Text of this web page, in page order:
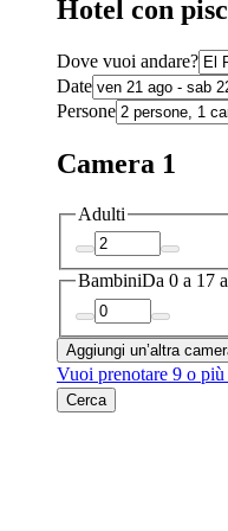
Hotel con
Dove vuoi andare?
Date
Persone
Camera 1
Adulti
BambiniDa 0 a 17
Aggiungi un’altra
Vuoi prenotare 9 o più
Cerca